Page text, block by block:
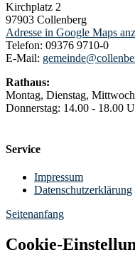
Kirchplatz 2
97903 Collenberg
Adresse in Google Maps
Telefon: 09376 9710-0
E-Mail:
Rathaus:
Montag, Dienstag,
Donnerstag: 14.00 - 18.00
Service
Impressum
Datenschutzerklärung
Seitenanfang
Cookie-